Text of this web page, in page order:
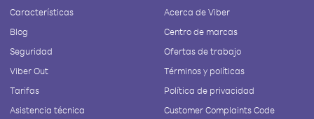
Características
Blog
Seguridad
Viber Out
Tarifas
Asistencia técnica
Acerca de Viber
Centro de marcas
Ofertas de trabajo
Términos y políticas
Política de privacidad
Customer Complaints Code